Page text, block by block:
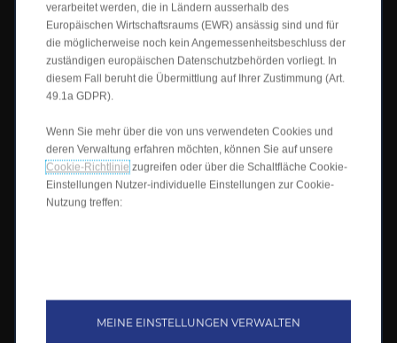
Möchten Sie den C10 sehen?
verarbeitet werden, die in Ländern ausserhalb des
Europäischen Wirtschaftsraums (EWR) ansässig sind und für
die möglicherweise noch kein Angemessenheitsbeschluss der
zuständigen europäischen Datenschutzbehörden vorliegt. In
diesem Fall beruht die Übermittlung auf Ihrer Zustimmung (Art.
49.1a GDPR).
Wenn Sie mehr über die von uns verwendeten Cookies und
deren Verwaltung erfahren möchten, können Sie auf unsere
Cookie-Richtlinie zugreifen oder über die Schaltfläche Cookie-
Einstellungen Nutzer-individuelle Einstellungen zur Cookie-
Nutzung treffen:
MEINE EINSTELLUNGEN VERWALTEN